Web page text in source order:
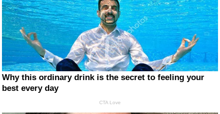
Why this ordinary drink is the secret to feeling your
best every day
CTA Love